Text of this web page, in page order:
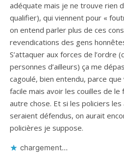
adéquate mais je ne trouve rien
qualifier), qui viennent pour «
on entend parler plus de ces
revendications des gens
S’attaquer aux forces de l’ordre
personnes d’ailleurs) ça me
cagoulé, bien entendu, parce
facile mais avoir les couilles de le
autre chose. Et si les policiers
seraient défendus, on aurait
policières je suppose.
chargement…